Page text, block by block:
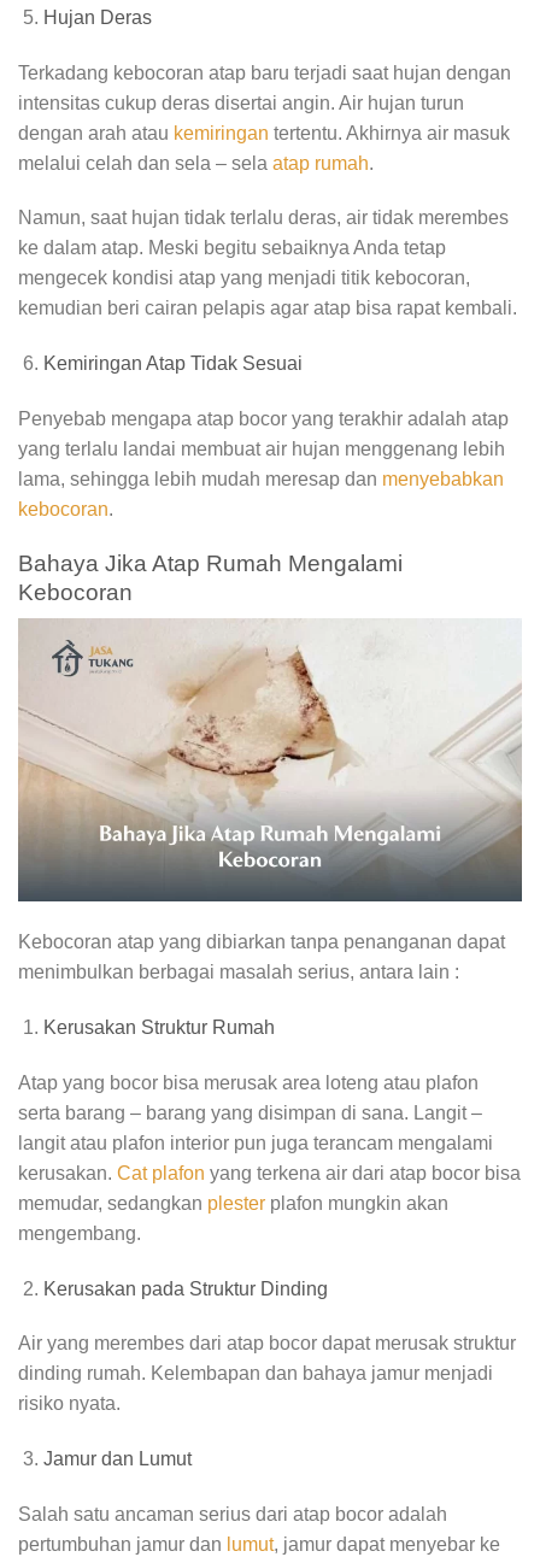
Hujan Deras
Terkadang kebocoran atap baru terjadi saat hujan dengan
intensitas cukup deras disertai angin. Air hujan turun
dengan arah atau kemiringan tertentu. Akhirnya air masuk
melalui celah dan sela – sela atap rumah.
Namun, saat hujan tidak terlalu deras, air tidak merembes
ke dalam atap. Meski begitu sebaiknya Anda tetap
mengecek kondisi atap yang menjadi titik kebocoran,
kemudian beri cairan pelapis agar atap bisa rapat kembali.
Kemiringan Atap Tidak Sesuai
Penyebab mengapa atap bocor yang terakhir adalah atap
yang terlalu landai membuat air hujan menggenang lebih
lama, sehingga lebih mudah meresap dan menyebabkan
kebocoran.
Bahaya Jika Atap Rumah Mengalami
Kebocoran
Kebocoran atap yang dibiarkan tanpa penanganan dapat
menimbulkan berbagai masalah serius, antara lain :
Kerusakan Struktur Rumah
Atap yang bocor bisa merusak area loteng atau plafon
serta barang – barang yang disimpan di sana. Langit –
langit atau plafon interior pun juga terancam mengalami
kerusakan. Cat plafon yang terkena air dari atap bocor bisa
memudar, sedangkan plester plafon mungkin akan
mengembang.
Kerusakan pada Struktur Dinding
Air yang merembes dari atap bocor dapat merusak struktur
dinding rumah. Kelembapan dan bahaya jamur menjadi
risiko nyata.
Jamur dan Lumut
Salah satu ancaman serius dari atap bocor adalah
pertumbuhan jamur dan lumut, jamur dapat menyebar ke